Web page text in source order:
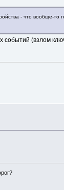
- что вообще-
событий (взлом